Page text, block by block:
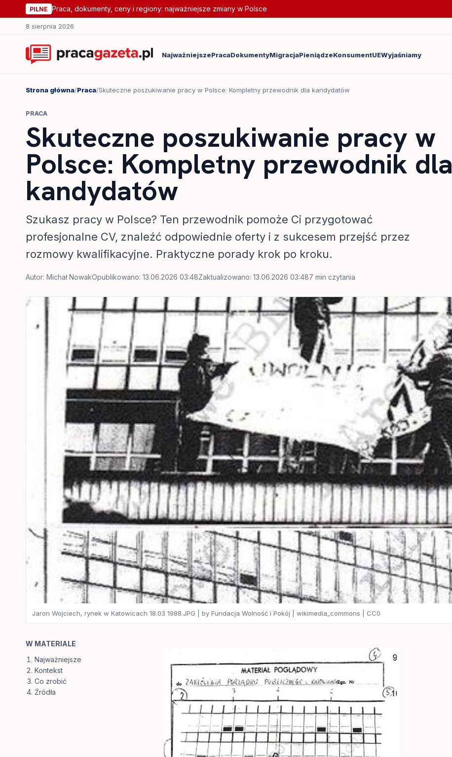
PILNE Praca, dokumenty, ceny i regiony: najważniejsze zmiany w Polsce
8 sierpnia 2026
NajważniejszePracaDokumentyMigracjaPieniądzeKonsumentUEWyjaśniamy
Strona główna/Praca/Skuteczne poszukiwanie pracy w Polsce: Kompletny przewodnik dla kandydatów
PRACA
Skuteczne poszukiwanie pracy w
Polsce: Kompletny przewodnik dla
kandydatów
Szukasz pracy w Polsce? Ten przewodnik pomoże Ci przygotować
profesjonalne CV, znaleźć odpowiednie oferty i z sukcesem przejść przez
rozmowy kwalifikacyjne. Praktyczne porady krok po kroku.
Autor: Michał NowakOpublikowano: 13.06.2026 03:48Zaktualizowano: 13.06.2026 03:487 min czytania
Jaron Wojciech, rynek w Katowicach 18.03 1988.JPG | by Fundacja Wolność i Pokój | wikimedia_commons | CC0
W MATERIALE
Najważniejsze
Kontekst
Co zrobić
Źródła